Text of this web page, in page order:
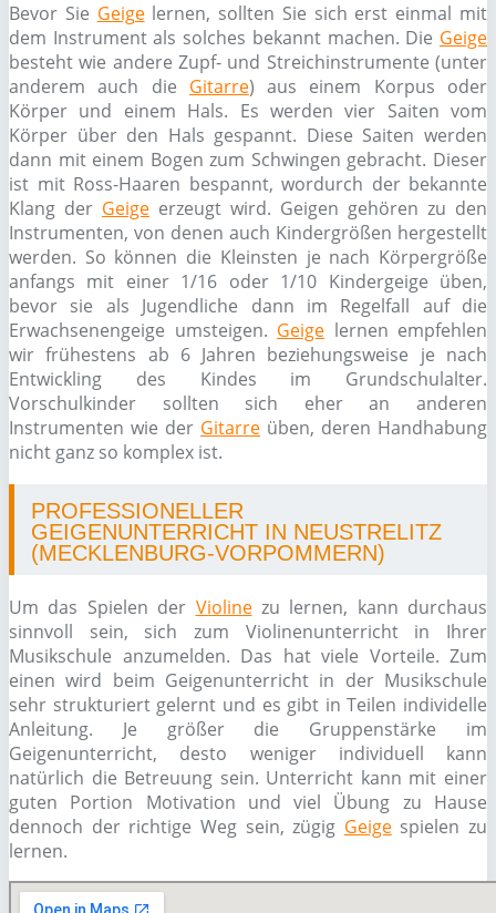
Bevor Sie Geigelernen, sollten Sie sich erst einmal mit
dem Instrument als solches bekannt machen. Die Geige
besteht wie andere Zupf- und Streichinstrumente (unter
anderem auch die Gitarre) aus einem Korpus oder
Körper und einem Hals. Es werden vier Saiten vom
Körper über den Hals gespannt. Diese Saiten werden
dann mit einem Bogen zum Schwingen gebracht. Dieser
ist mit Ross-Haaren bespannt, wordurch der bekannte
Klang der Geige erzeugt wird. Geigen gehören zu den
Instrumenten, von denen auch Kindergrößen hergestellt
werden. So können die Kleinsten je nach Körpergröße
anfangs mit einer 1/16 oder 1/10 Kindergeige üben,
bevor sie als Jugendliche dann im Regelfall auf die
Erwachsenengeige umsteigen. Geige lernen empfehlen
wir frühestens ab 6 Jahren beziehungsweise je nach
Entwickling des Kindes im Grundschulalter.
Vorschulkinder sollten sich eher an anderen
Instrumenten wie der Gitarre üben, deren Handhabung
nicht ganz so komplex ist.
PROFESSIONELLER
GEIGENUNTERRICHT IN NEUSTRELITZ
(MECKLENBURG-VORPOMMERN)
Um das Spielen der Violinezu lernen, kann durchaus
sinnvoll sein, sich zum Violinenunterricht in Ihrer
Musikschule anzumelden. Das hat viele Vorteile. Zum
einen wird beim Geigenunterricht in der Musikschule
sehr strukturiert gelernt und es gibt in Teilen individelle
Anleitung. Je größer die Gruppenstärke im
Geigenunterricht, desto weniger individuell kann
natürlich die Betreuung sein. Unterricht kann mit einer
guten Portion Motivation und viel Übung zu Hause
dennoch der richtige Weg sein, zügig Geigespielen zu
lernen.